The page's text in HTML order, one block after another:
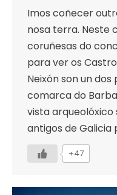
Imos coñecer
nosa terra. Neste
coruñesas do
para ver os
Neixón son un
comarca do
vista arqueolóxico
antigos de
+47